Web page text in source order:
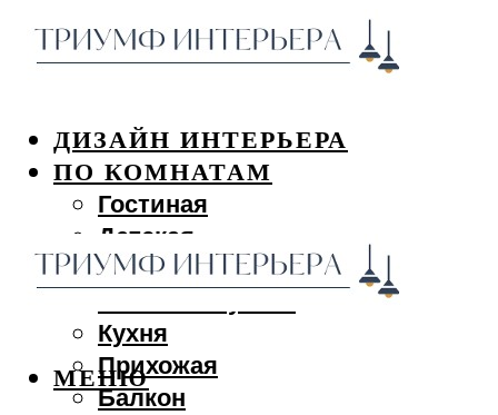
ДИЗАЙН ИНТЕРЬЕРА
ПО КОМНАТАМ
Гостиная
Детская
Спальня
Кухня
Прихожая
Балкон
МЕНЮ